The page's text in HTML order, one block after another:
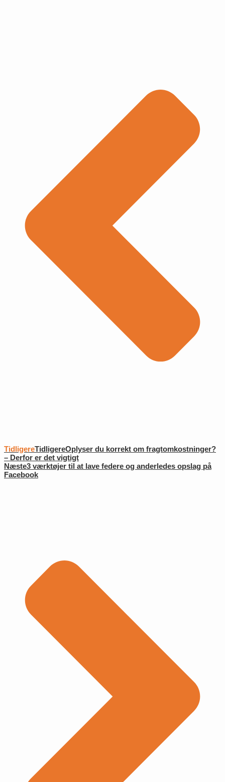
TidligereTidligereOplyser du korrekt om fragtomkostninger?
– Derfor er det vigtigt
Næste3 værktøjer til at lave federe og anderledes opslag på
Facebook